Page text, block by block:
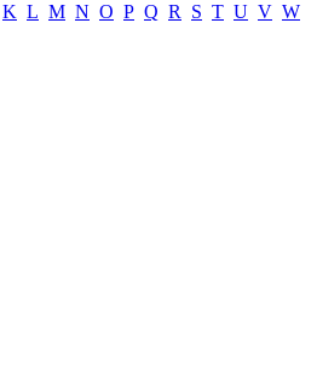
K L M N O P Q R S T U V W